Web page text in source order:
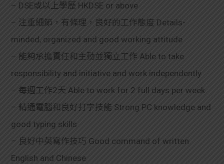
– DSE或以上學歷 HKDSE or above
– 注重細節，有條理，良好的工作態度 Details-
minded, organized and good working attitude
– 能夠承擔責任和主動並獨立工作 Able to take
responsibility and initiative and work independently
– 每週工作2天 Able to work for 2 full days per week
– 精通電腦和良好打字技能 Strong PC knowledge and
good typing skills
– 良好中英寫作技巧 Good command of written
English and Chinese